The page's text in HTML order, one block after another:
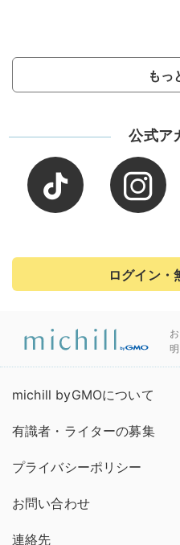
もっ
公式ア
ログイン・
michill byGMOについて
有識者・ライターの募集
プライバシーポリシー
お問い合わせ
連絡先